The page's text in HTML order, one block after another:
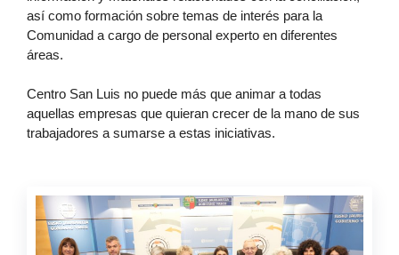
así como formación sobre temas de interés para la
Comunidad a cargo de personal experto en diferentes
áreas.
Centro San Luis no puede más que animar a todas
aquellas empresas que quieran crecer de la mano de sus
trabajadores a sumarse a estas iniciativas.